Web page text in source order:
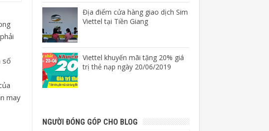
số
may
Địa điểm cửa hàng giao dịch Sim
Viettel tại Tiền Giang
Viettel khuyến mãi tặng 20% giá
trị thẻ nạp ngày 20/06/2019
NGƯỜI ĐÓNG GÓP CHO BLOG